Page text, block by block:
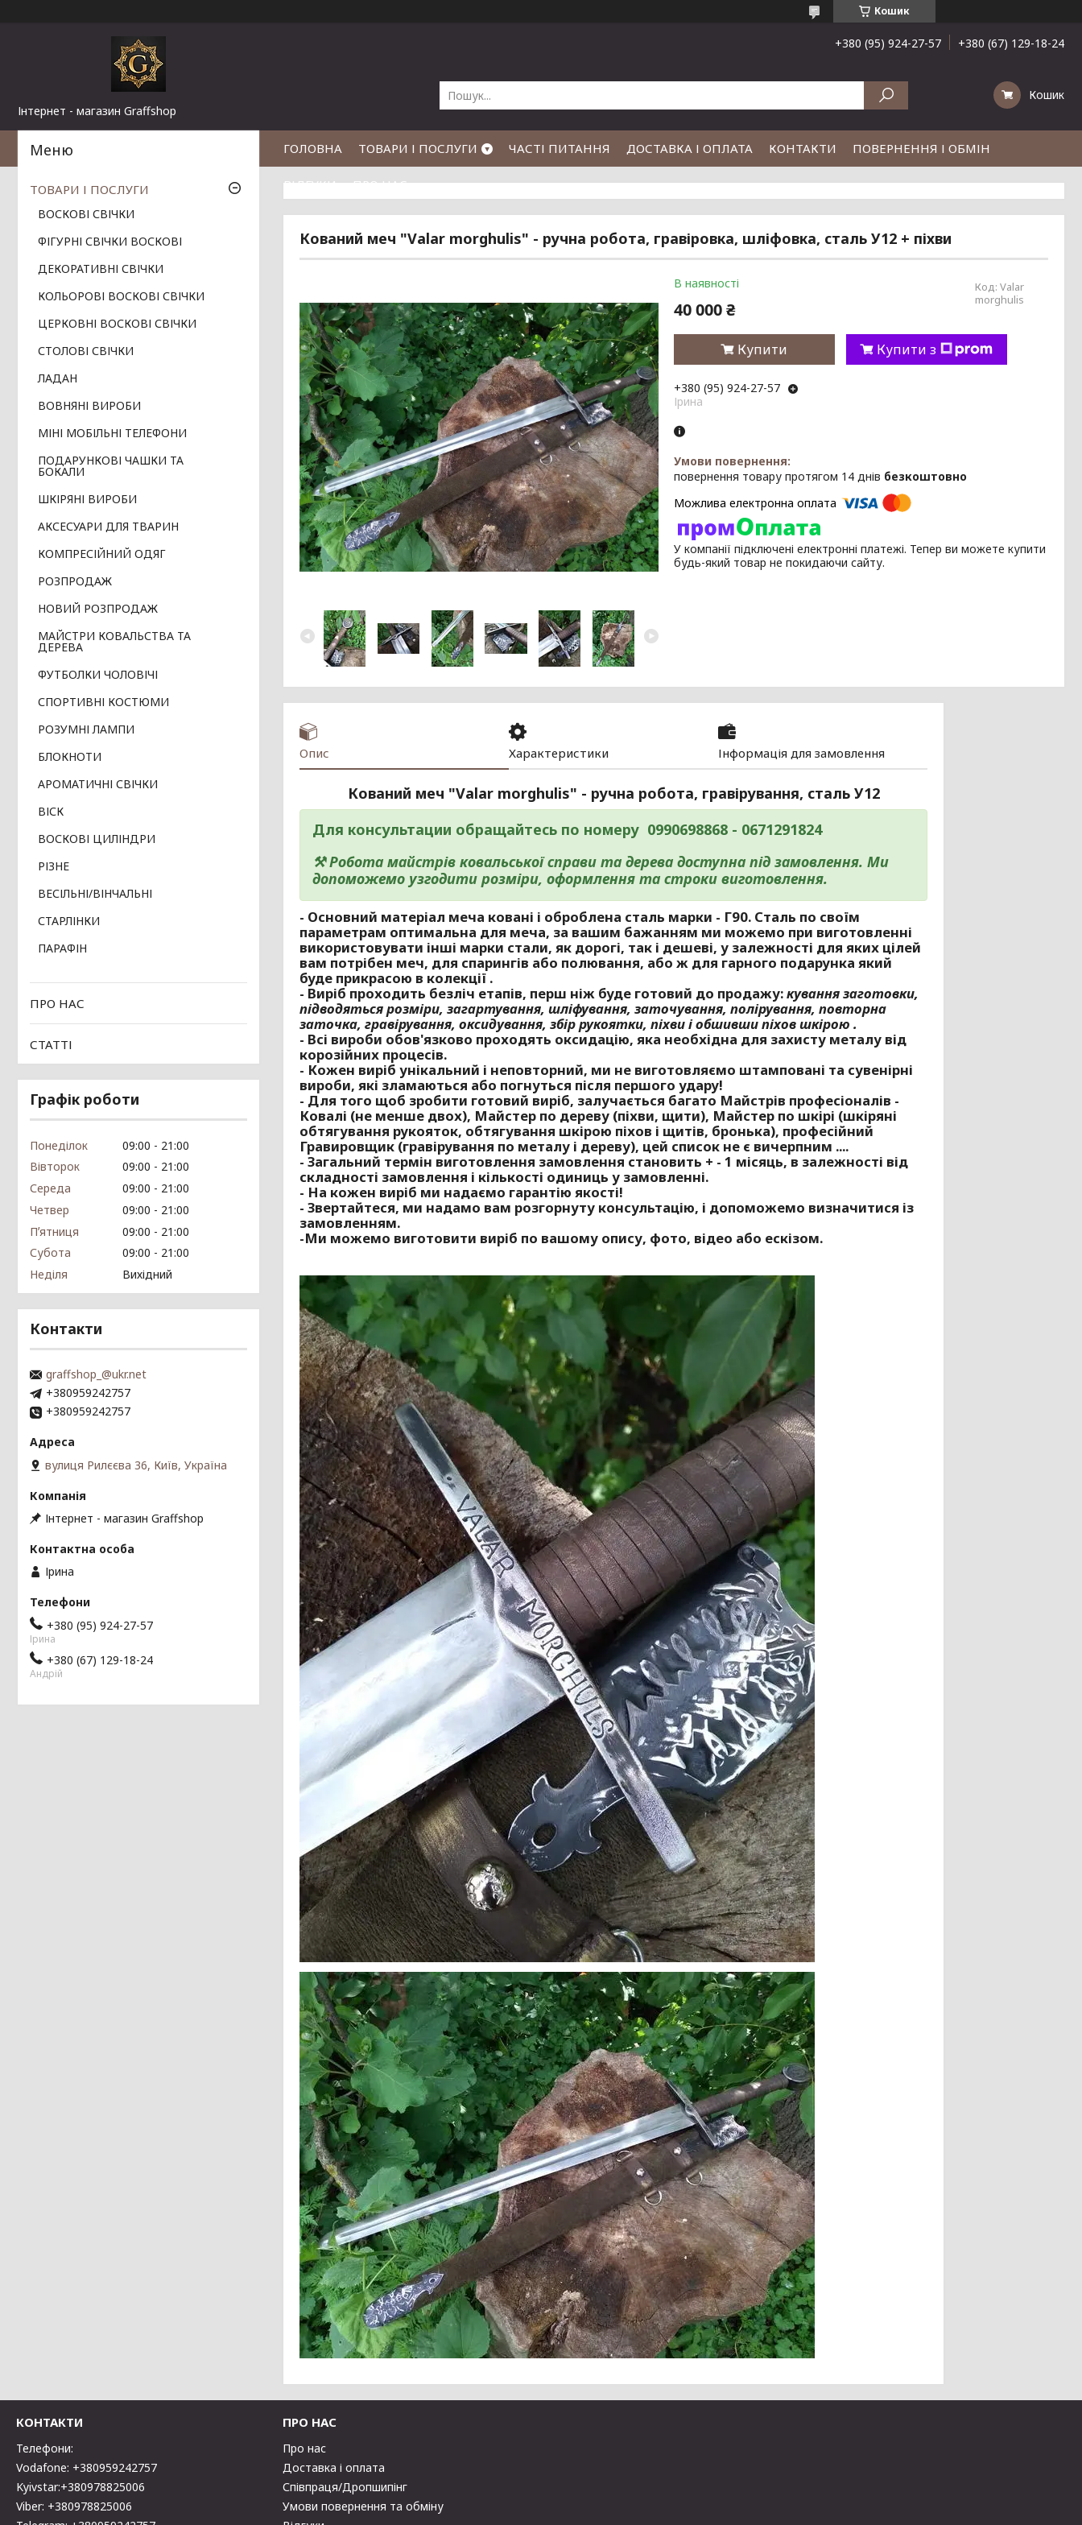
Кошик
Інтернет - магазин Graffshop
+380 (95) 924-27-57 +380 (67) 129-18-24
Кошик
ГОЛОВНА ТОВАРИ І ПОСЛУГИ ЧАСТІ ПИТАННЯ ДОСТАВКА І ОПЛАТА КОНТАКТИ ПОВЕРНЕННЯ І ОБМІН
ВІДГУКИ ПРО НАС
Кований меч "Valar morghulis" - ручна робота, гравіровка, шліфовка, сталь У12 + піхви
В наявності Код:Valar
morghulis
40 000 ₴
Купити Купити з
+380 (95) 924-27-57
Ірина
повернення товару протягом 14 днів безкоштовно
У компанії підключені електронні платежі. Тепер ви можете купити
будь-який товар не покидаючи сайту.
Опис Характеристики Інформація для замовлення
Кований меч "Valar morghulis" - ручна робота, гравірування, сталь У12
Для консультации обращайтесь по номеру 0990698868 - 0671291824
⚒ Робота майстрів ковальської справи та дерева доступна під замовлення. Ми
допоможемо узгодити розміри, оформлення та строки виготовлення.
- Основний матеріал меча ковані і оброблена сталь марки - Г90. Сталь по своїм
параметрам оптимальна для меча, за вашим бажанням ми можемо при виготовленні
використовувати інші марки стали, як дорогі, так і дешеві, у залежності для яких цілей
вам потрібен меч, для спарингів або полювання, або ж для гарного подарунка який
буде прикрасою в колекції .
- Виріб проходить безліч етапів, перш ніж буде готовий до продажу:кування заготовки,
підводяться розміри, загартування, шліфування, заточування, полірування, повторна
заточка, гравірування, оксидування, збір рукоятки, піхви і обшивши піхов шкірою .
- Всі вироби обов'язково проходять оксидацію, яка необхідна для захисту металу від
корозійних процесів.
- Кожен виріб унікальний і неповторний, ми не виготовляємо штамповані та сувенірні
вироби, які зламаються або погнуться після першого удару!
- Для того щоб зробити готовий виріб, залучається багато Майстрів професіоналів -
Ковалі (не менше двох), Майстер по дереву (піхви, щити), Майстер по шкірі (шкіряні
обтягування рукояток, обтягування шкірою піхов і щитів, бронька), професійний
Гравировщик (гравірування по металу і дереву), цей список не є вичерпним ....
- Загальний термін виготовлення замовлення становить + - 1 місяць, в залежності від
складності замовлення і кількості одиниць у замовленні.
- На кожен виріб ми надаємо гарантію якості!
- Звертайтеся, ми надамо вам розгорнуту консультацію, і допоможемо визначитися із
замовленням.
-Ми можемо виготовити виріб по вашому опису, фото, відео або ескізом.
ТОВАРИ І ПОСЛУГИ
ВОСКОВІ СВІЧКИ
ФІГУРНІ СВІЧКИ ВОСКОВІ
ДЕКОРАТИВНІ СВІЧКИ
КОЛЬОРОВІ ВОСКОВІ СВІЧКИ
ЦЕРКОВНІ ВОСКОВІ СВІЧКИ
СТОЛОВІ СВІЧКИ
ЛАДАН
ВОВНЯНІ ВИРОБИ
МІНІ МОБІЛЬНІ ТЕЛЕФОНИ
ПОДАРУНКОВІ ЧАШКИ ТА
БОКАЛИ
ШКІРЯНІ ВИРОБИ
АКСЕСУАРИ ДЛЯ ТВАРИН
КОМПРЕСІЙНИЙ ОДЯГ
РОЗПРОДАЖ
НОВИЙ РОЗПРОДАЖ
МАЙСТРИ КОВАЛЬСТВА ТА
ДЕРЕВА
ФУТБОЛКИ ЧОЛОВІЧІ
СПОРТИВНІ КОСТЮМИ
РОЗУМНІ ЛАМПИ
БЛОКНОТИ
АРОМАТИЧНІ СВІЧКИ
ВІСК
ВОСКОВІ ЦИЛІНДРИ
РІЗНЕ
ВЕСІЛЬНІ/ВІНЧАЛЬНІ
СТАРЛІНКИ
ПАРАФІН
ПРО НАС
СТАТТІ
Графік роботи
Понеділок 09:00
21:00
Вівторок
09:00
21:00
Середа
09:00
21:00
Четвер
09:00
21:00
Пʼятниця
09:00
21:00
Субота
09:00
21:00
Неділя
Вихідний
Контакти
graffshop_@ukr.net
+380959242757
+380959242757
вулиця Рилєєва 36, Київ, Україна
Інтернет - магазин Graffshop
Ірина
+380 (95) 924-27-57
Ірина
+380 (67) 129-18-24
Андрій
КОНТАКТИ
Телефони:
Vodafone: +380959242757
Kyivstar:+380978825006
Viber: +380978825006
ПРО НАС
Про нас
Доставка і оплата
Співпраця/Дропшипінг
Умови повернення та обміну